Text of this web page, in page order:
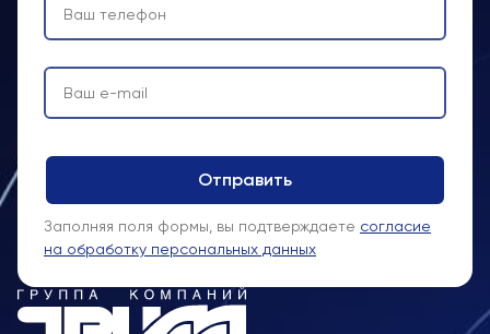
Заполняя поля формы, вы подтверждаете согласие
на обработку персональных данных